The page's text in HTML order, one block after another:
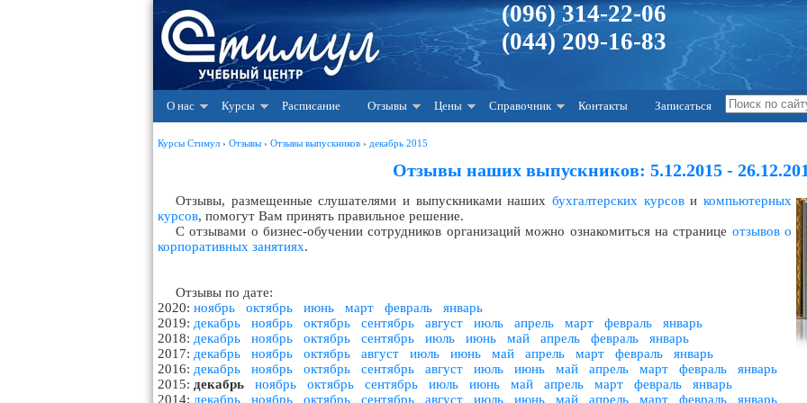
(096) 314-22-06
(044) 209-16-83
О нас Курсы Расписание Отзывы Цены Справочник Контакты Записаться
Курсы Стимул › Отзывы › Отзывы выпускников › декабрь 2015
Отзывы наших выпускников: 5.12.2015 -
Отзывы, размещенные слушателями и выпускниками наших бухгалтерских курсовикомпьютерных
курсов, помогут Вам принять правильное решение.
С отзывами о бизнес-обучении сотрудников организаций можно ознакомиться на странице отзывов о
корпоративных занятиях.
Отзывы по дате:
2020: ноябрь октябрь июнь март февраль
январь
2019: декабрь ноябрь октябрь сентябрь август июль апрель март февраль
январь
2018: декабрь ноябрь октябрь сентябрь июль июнь май апрель февраль
январь
2017: декабрь ноябрь октябрь август июль июнь май апрель март февраль
январь
2016: декабрь ноябрь октябрь сентябрь август июль июнь май апрель март февраль
январь
2015: декабрь ноябрь октябрь сентябрь июль июнь май апрель март февраль
январь
2014: декабрь ноябрь октябрь сентябрь август июль июнь май апрель март февраль январь